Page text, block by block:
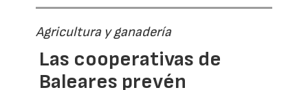
Agricultura y ganadería
Las cooperativas de
Baleares prevén